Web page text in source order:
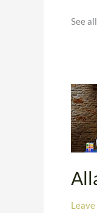
See
Zambi
–
Dua